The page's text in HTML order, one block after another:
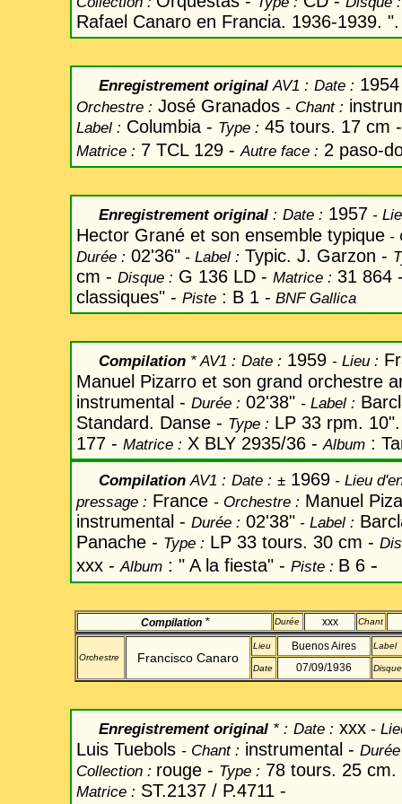
Rafael Canaro en Francia. 1936-1939.
Enregistrement originalAV1 : Date : 1954
Orchestre : José Granados - Chant:
Label : Columbia - Type : 45 tours. 17 cm
Matrice : 7 TCL 129 - Autre face : 2 paso-
Enregistrement original : Date : 1957 -
Hector Grané et son ensemble typique -
Durée : 02'36" - Label : Typic. J. Garzon -
cm - Disque : G 136 LD - Matrice : 31 864
classiques" - Piste : B 1 - BNF Gallica
Compilation * AV1 : Date : 1959 - Lieu :
Manuel Pizarro et son grand orchestre
instrumental - Durée : 02'38" - Label :
Standard. Danse - Type : LP 33 rpm.
177 - Matrice : X BLY 2935/36 - Album :
CompilationAV1 : Date : ± 1969 - Lieu
pressage : France - Orchestre : Manuel
instrumental - Durée : 02'38" - Label :
Panache - Type : LP 33 tours. 30 cm -
xxx - Album : " A la fiesta" - Piste : B 6 -
Compilation * Durée xxx Chant
Orchestre Francisco Canaro
Lieu Buenos Aires Label
Date 07/09/1936 Disque
Enregistrement original * : Date : xxx -
Luis Tuebols - Chant: instrumental -
Collection : rouge - Type : 78 tours. 25
Matrice : ST.2137 / P.4711 -